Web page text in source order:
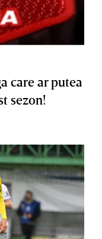
care ar putea
sezon!